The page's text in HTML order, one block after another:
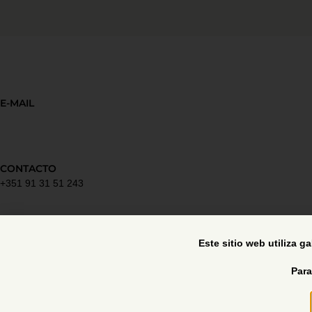
E-MAIL
CONTACTO
+351 91 31 51 243
Este sitio web utiliza